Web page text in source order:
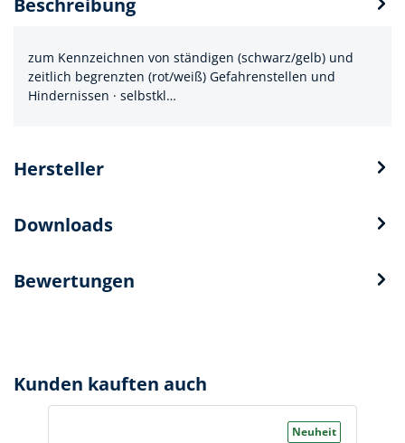
Beschreibung
zum Kennzeichnen von ständigen (schwarz/gelb) und
zeitlich begrenzten (rot/weiß) Gefahrenstellen und
Hindernissen · selbstkl…
Hersteller
Downloads
Bewertungen
Kunden kauften auch
Neuheit